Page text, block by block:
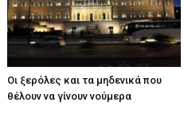
Οι ξερόλες και τα μηδενικά που
θέλουν να γίνουν νούμερα